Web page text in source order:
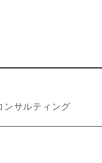
ンサルティング